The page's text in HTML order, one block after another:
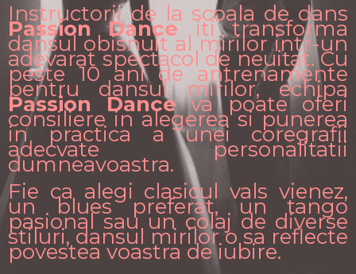
Instructorii de la scoala de dans
Passion Danceiti transforma
dansul obisnuit al mirilor intr-un
adevarat spectacol de neuitat. Cu
peste 10 ani de antrenamente
pentru dansul mirilor, echipa
Passion Danceva poate oferi
consiliere in alegerea si punerea
in practica a unei coregrafii
adecvate personalitatii
dumneavoastra.
Fie ca alegi clasicul vals vienez,
un blues preferat, un tango
pasional sau un colaj de diverse
stiluri, dansul mirilor o sa reflecte
povestea voastra de iubire.